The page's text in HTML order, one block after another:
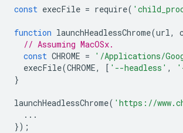
const execFile = require(
function launchHeadlessChrome(url,
// Assuming MacOSx.
const CHROME =
'/Applications/
execFile(CHROME, [ '--headless' ,
}
launchHeadlessChrome( 'https://
...
});